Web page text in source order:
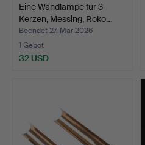
Eine Wandlampe für 3
Kerzen, Messing, Roko…
Beendet 27. Mär 2026
1 Gebot
32 USD